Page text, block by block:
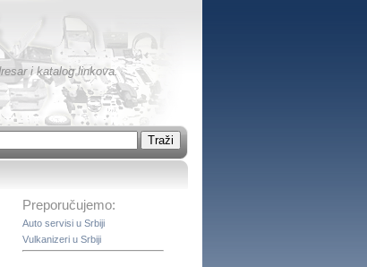
i katalog linkova.
Preporučujemo:
Auto servisi u Srbiji
Vulkanizeri u Srbiji